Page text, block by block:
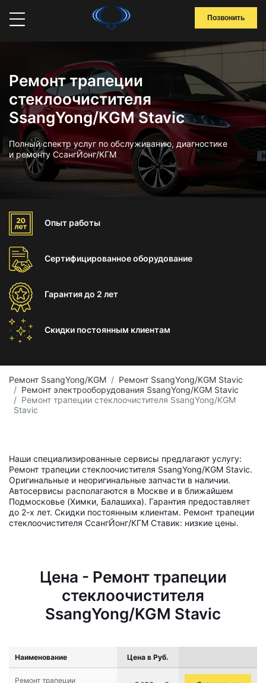
Позвонить
Ремонт трапеции
стеклоочистителя
SsangYong/KGM Stavic
Полный спектр услуг по обслуживанию, диагностике
и ремонту СсангЙонг/КГМ
Опыт работы
Сертифицированноеоборудование
Гарантиядо 2 лет
Скидки постоянным клиентам
Ремонт SsangYong/KGM
Ремонт SsangYong/KGM Stavic
Ремонт электрооборудования SsangYong/KGM Stavic
Ремонт трапеции стеклоочистителя SsangYong/KGM
Stavic
Наши специализированные сервисы предлагают услугу:
Ремонт трапеции стеклоочистителя SsangYong/KGM Stavic.
Оригинальные и неоригинальные запчасти в наличии.
Автосервисы располагаются в Москве и в ближайшем
Подмосковье (Химки, Балашиха). Гарантия предоставляет
до 2-х лет. Скидки постоянным клиентам. Ремонт трапеции
стеклоочистителя СсангЙонг/КГМ Ставик: низкие цены.
Цена - Ремонт трапеции
стеклоочистителя
SsangYong/KGM Stavic
Наименование Цена в Руб.
Ремонт трапеции